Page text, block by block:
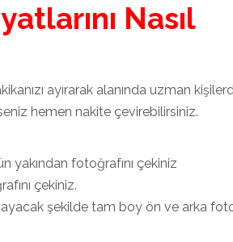
Nasıl
ayırarak alanında uzman
hemen nakite çevirebilirsiniz.
yakından fotoğrafını çekiniz
çekiniz.
şekilde tam boy ön ve arka